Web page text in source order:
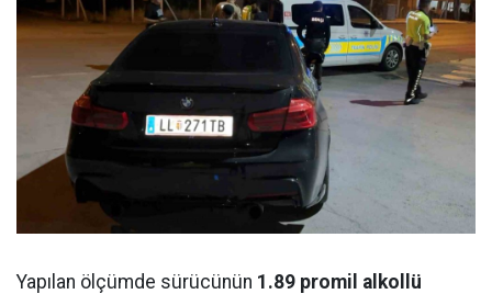
Yapılan ölçümde sürücünün 1.89 promil alkollü